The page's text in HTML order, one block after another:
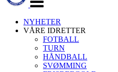
NYHETER
VÅRE IDRETTER
FOTBALL
TURN
HÅNDBALL
SVØMMING